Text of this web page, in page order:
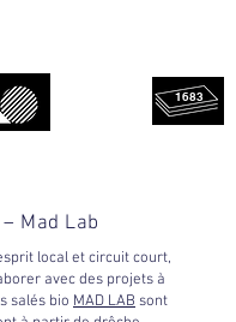
1683
Mad Lab
local et circuit court,
avec des projets à
salés bio MAD LAB sont